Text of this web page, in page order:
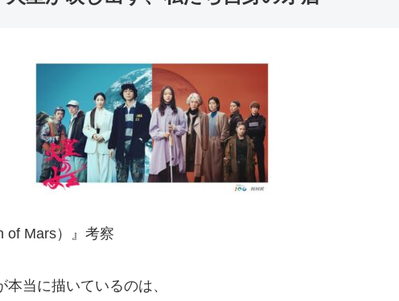
Mars）』考察
当に描いているのは、